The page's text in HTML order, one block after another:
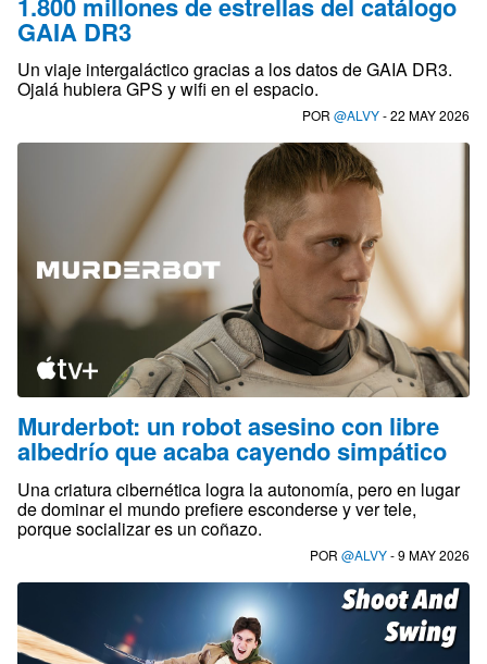
GAIA DR3
Un viaje intergaláctico gracias a los datos de GAIA DR3.
Ojalá hubiera GPS y wifi en el espacio.
POR @ALVY- 22 MAY 2026
Murderbot: un robot asesino con libre
albedrío que acaba cayendo simpático
Una criatura cibernética logra la autonomía, pero en lugar
de dominar el mundo prefiere esconderse y ver tele,
porque socializar es un coñazo.
POR @ALVY- 9 MAY 2026